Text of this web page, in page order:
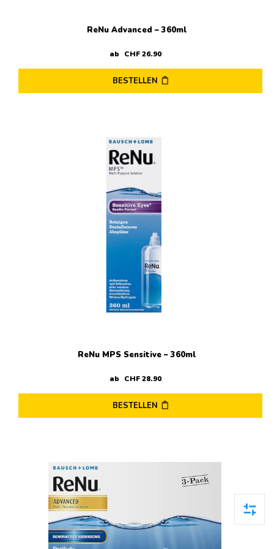
ReNu Advanced – 360ml
ab CHF26.90
BESTELLEN
ReNu MPS Sensitive – 360ml
ab CHF28.90
BESTELLEN